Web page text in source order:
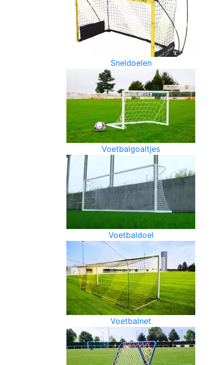
Sneldoelen
Voetbalgoaltjes
Voetbaldoel
Voetbalnet